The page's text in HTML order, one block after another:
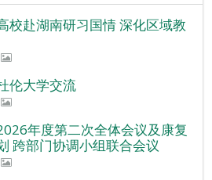
校赴湖南研习国情 深化区域教
伦大学交流
年度第二次全体会议及康复
跨部门协调小组联合会议